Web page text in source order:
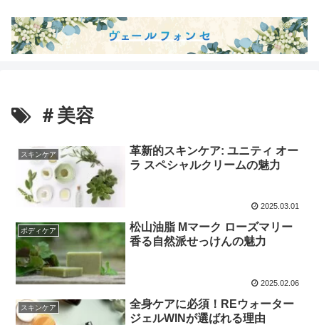
＃美容
スキンケア
革新的スキンケア: ユニティ オー
ラ スペシャルクリームの魅力
2025.03.01
ボディケア
松山油脂 Mマーク ローズマリー
香る自然派せっけんの魅力
2025.02.06
スキンケア
全身ケアに必須！REウォーター
ジェルWINが選ばれる理由